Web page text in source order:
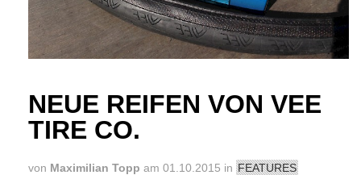
NEUE REIFEN VON VEE
TIRE CO.
von Maximilian Topp am 01.10.2015 in FEATURES